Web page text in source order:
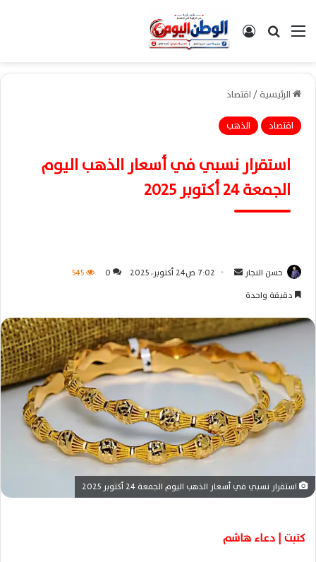
القائمةبحث عن تسجيل الدخول
الرئيسية/اقتصاد
اقتصاد
الذهب
استقرار نسبي في أسعار الذهب اليوم
الجمعة 24 أكتوبر 2025
حسن النجار
ب
ر
ي
د
إ
ل
ت
ر
ي
7:02 ص24 أكتوبر، 2025 0
545
دقيقة واحدة
استقرار نسبي في أسعار الذهب اليوم الجمعة 24 أكتوبر 2025
كتبت | دعاء هاشم